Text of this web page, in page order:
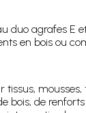
agrafes E
en bois ou
mousses,
bois, de